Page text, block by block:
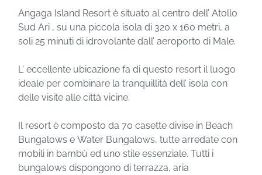
Angaga Island Resort è situato al centro dell’ Atollo
Sud Ari , su una piccola isola di 320 x 160 metri, a
soli 25 minuti di idrovolante dall’ aeroporto di Male.
L' eccellente ubicazione fa di questo resort il luogo
ideale per combinare la tranquillità dell’ isola con
delle visite alle città vicine.
Il resort è composto da 70 casette divise in Beach
Bungalows e Water Bungalows, tutte arredate con
mobili in bambù ed uno stile essenziale. Tutti i
bungalows dispongono di terrazza, aria